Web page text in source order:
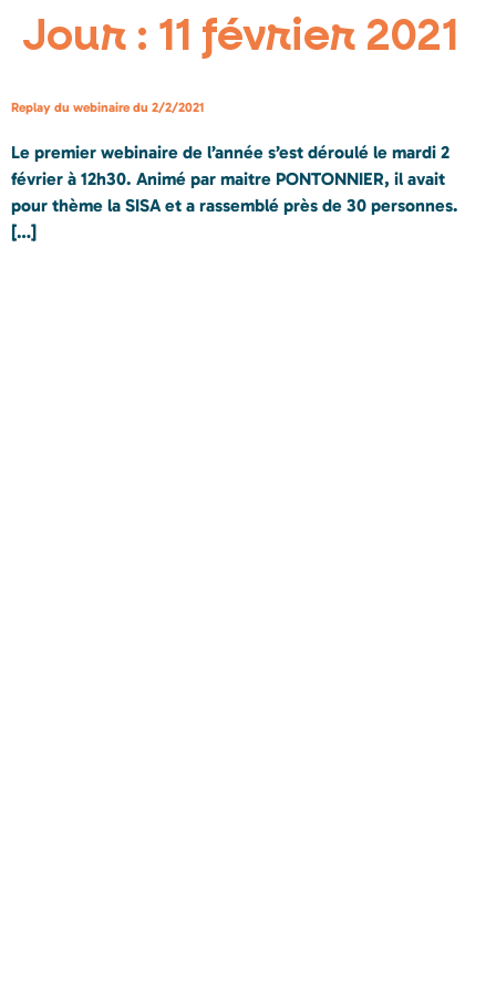
Jour : 11 février 2021
Replay du webinaire du 2/2/2021
Le premier webinaire de l’année s’est déroulé le mardi 2
février à 12h30. Animé par maitre PONTONNIER, il avait
pour thème la SISA et a rassemblé près de 30 personnes.
[…]